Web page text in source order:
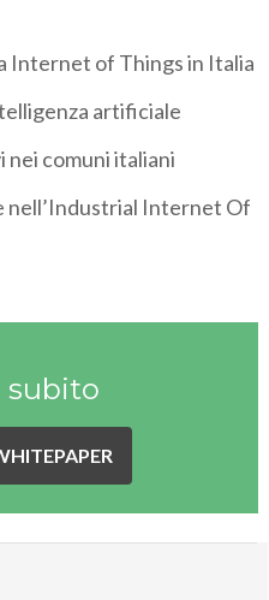
Internet of Things in Italia
artificiale
comuni italiani
nell’Industrial Internet Of
subito